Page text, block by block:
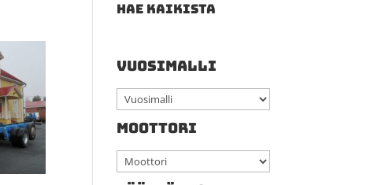
HAE KAIKISTA
VUOSIMALLI
MOOTTORI